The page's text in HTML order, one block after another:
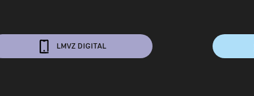
LMVZ DIGITAL